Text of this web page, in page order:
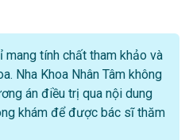
tính chất tham khảo và
Nha Khoa Nhân Tâm không
án điều trị qua nội dung
khám để được bác sĩ thăm